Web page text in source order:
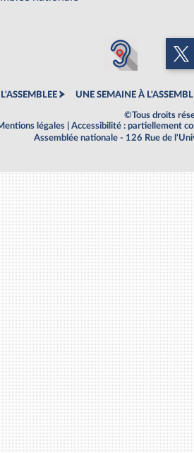
UNE SEMAINE À
©Tous droits
légales
Accessibilité : partiellement
Assemblée nationale - 126 Rue de